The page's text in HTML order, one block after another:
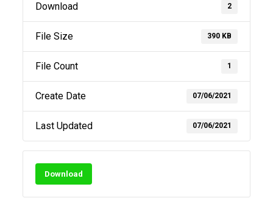
Download 2
File Size 390 KB
File Count 1
Create Date 07/06/2021
Last Updated 07/06/2021
Download